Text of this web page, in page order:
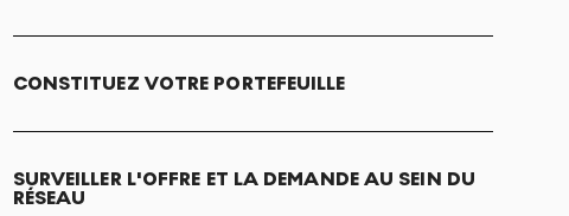
CONSTITUEZ VOTRE PORTEFEUILLE
SURVEILLER L'OFFRE ET LA DEMANDE AU SEIN DU
RÉSEAU